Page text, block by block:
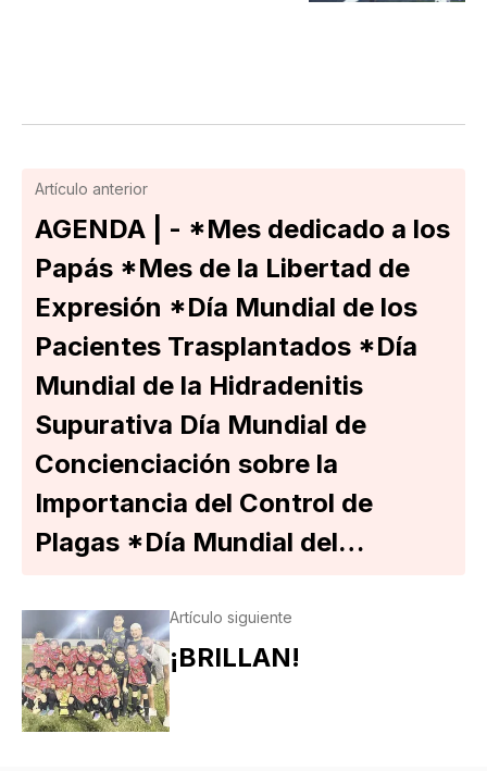
Artículo anterior
AGENDA | - *Mes dedicado a los
Papás *Mes de la Libertad de
Expresión *Día Mundial de los
Pacientes Trasplantados *Día
Mundial de la Hidradenitis
Supurativa Día Mundial de
Concienciación sobre la
Importancia del Control de
Plagas *Día Mundial del…
Artículo siguiente
¡BRILLAN!